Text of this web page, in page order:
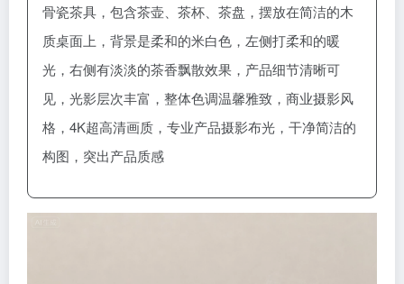
骨瓷茶具，包含茶壶、茶杯、茶盘，摆放在简洁的木
质桌面上，背景是柔和的米白色，左侧打柔和的暖
光，右侧有淡淡的茶香飘散效果，产品细节清晰可
见，光影层次丰富，整体色调温馨雅致，商业摄影风
格，4K超高清画质，专业产品摄影布光，干净简洁的
构图，突出产品质感